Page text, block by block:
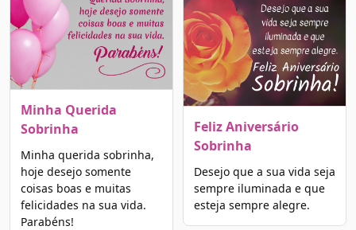
Minha Querida
Sobrinha
Minha querida sobrinha,
hoje desejo somente
coisas boas e muitas
felicidades na sua vida.
Parabéns!
Feliz Aniversário
Sobrinha
Desejo que a sua vida seja
sempre iluminada e que
esteja sempre alegre.